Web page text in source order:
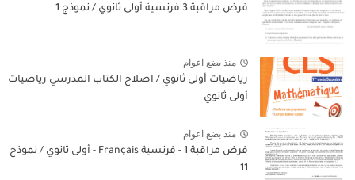
فرض مراقبة 3 فرنسية أولى ثانوي / نموذج 1
منذ بضع اعوام
رياضيات أولى ثانوي / اصلاح الكتاب المدرسي رياضيات
أولى ثانوي
منذ بضع اعوام
فرض مراقبة 1 - فرنسية Français - أولى ثانوي / نموذج
11